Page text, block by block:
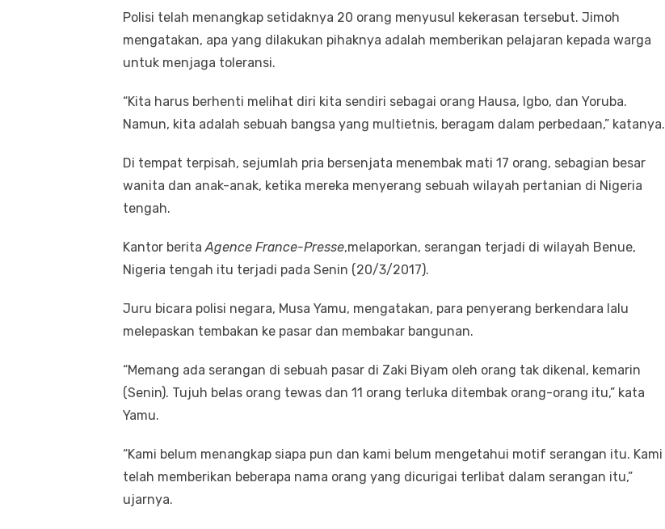
Polisi telah menangkap setidaknya 20 orang menyusul kekerasan tersebut. Jimoh
mengatakan, apa yang dilakukan pihaknya adalah memberikan pelajaran kepada warga
untuk menjaga toleransi.
“Kita harus berhenti melihat diri kita sendiri sebagai orang Hausa, Igbo, dan Yoruba.
Namun, kita adalah sebuah bangsa yang multietnis, beragam dalam perbedaan,” katanya.
Di tempat terpisah, sejumlah pria bersenjata menembak mati 17 orang, sebagian besar
wanita dan anak-anak, ketika mereka menyerang sebuah wilayah pertanian di Nigeria
tengah.
Kantor beritaAgence France-Presse,melaporkan, serangan terjadi di wilayah Benue,
Nigeria tengah itu terjadi pada Senin (20/3/2017).
Juru bicara polisi negara, Musa Yamu, mengatakan, para penyerang berkendara lalu
melepaskan tembakan ke pasar dan membakar bangunan.
“Memang ada serangan di sebuah pasar di Zaki Biyam oleh orang tak dikenal, kemarin
(Senin). Tujuh belas orang tewas dan 11 orang terluka ditembak orang-orang itu,” kata
Yamu.
“Kami belum menangkap siapa pun dan kami belum mengetahui motif serangan itu. Kami
telah memberikan beberapa nama orang yang dicurigai terlibat dalam serangan itu,”
ujarnya.